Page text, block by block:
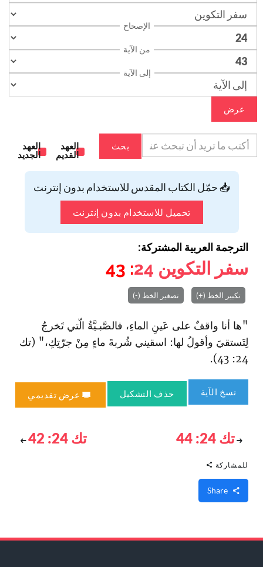
الإصحاح
من الآية
إلى الآية
عرض
بحث
العهد
القديم
العهد
الجديد
📥 حمّل الكتاب المقدس للاستخدام بدون إنترنت
تحميل للاستخدام بدون إنترنت
الترجمة العربية المشتركة:
سفر التكوين 24
: 43
تكبير الخط (+) تصغير الخط (-)
"ها أنا واقفٌ على عَينِ الماءِ، فالصَّبـيَّةُ الّتي تَخرجُ
لِتَستقيَ وأقولُ لها: ا‏سقيني شُربةَ ماءٍ مِنْ جرّتِكِ،" (تك
24: 43).
نسخ الآية حذف التشكيل عرض تقديمي
تك 24: 44 تك 24: 42
للمشاركة